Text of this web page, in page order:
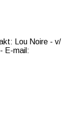
Lou Noire - v/
E-mail: